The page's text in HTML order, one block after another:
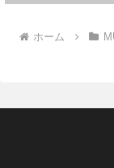
ホーム